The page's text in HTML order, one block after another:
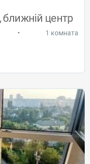
ближній центр
• 1 комната